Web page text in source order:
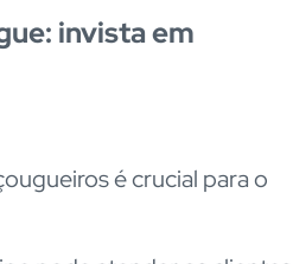
invista em
é crucial para o